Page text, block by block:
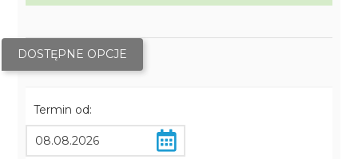
DOSTĘPNE OPCJE
Termin od: